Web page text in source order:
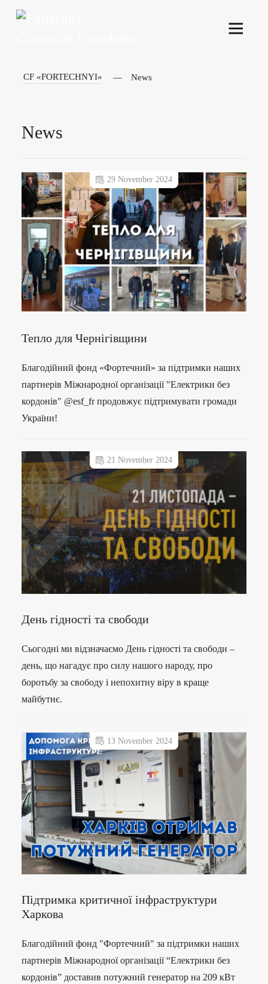
CF «FORTECHNYI» News
News
29 November 2024
Тепло для Чернігівщини
Благодійний фонд «Фортечний» за підтримки наших
партнерів Міжнародної організації "Електрики без
кордонів" @esf_fr продовжує підтримувати громади
України!
21 November 2024
День гідності та свободи
Сьогодні ми відзначаємо День гідності та свободи –
день, що нагадує про силу нашого народу, про
боротьбу за свободу і непохитну віру в краще
майбутнє.
13 November 2024
Підтримка критичної інфраструктури
Харкова
Благодійний фонд "Фортечний" за підтримки наших
партнерів Міжнародної організації “Електрики без
кордонів” доставив потужний генератор на 209 кВт